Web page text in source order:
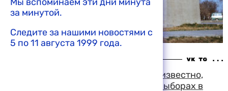
Приблизительно к 7 ноября станет известно,
какие партии будут участвовать в выборах в
за минутой.
Следите за нашими новостями с
5 по 11 августа 1999 года.